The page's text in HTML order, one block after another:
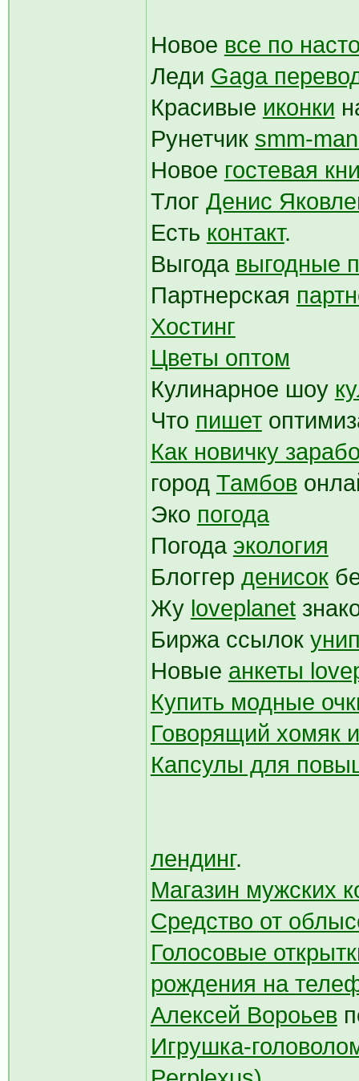
Новое все по
Леди Gaga
Красивые иконки
Рунетчик smm-
Новое гостевая
Тлог Денис
Есть контакт.
Выгода выгодные
Партнерская
Хостинг
Цветы оптом
Кулинарное шоу
Что пишет
Как новичку
город Тамбов
Эко погода
Погода экология
Блоггер денисок
Жу loveplanet
Биржа ссылок
Новые анкеты
Купить модные
Говорящий хомяк
Капсулы для
лендинг.
Магазин мужских
Средство от
Голосовые
рождения на
Алексей Вороьев
Игрушка-